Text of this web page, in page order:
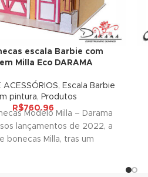
escala Barbie com
Milla Eco DARAMA
ACESSÓRIOS, Escala Barbie
pintura, Produtos
R$760.96
Modelo Milla – Darama
lançamentos de 2022, a
bonecas Milla, tras um